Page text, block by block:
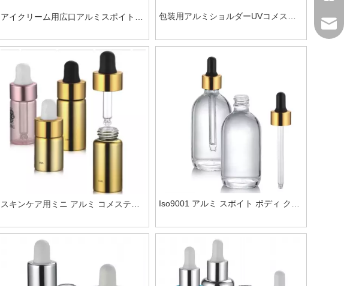
アイクリーム用広口アルミスポイト化
包装用アルミショルダーUVコメステ
スキンケア用ミニ アルミ コメスティ
Iso9001 アルミ スポイト ボディ クリ